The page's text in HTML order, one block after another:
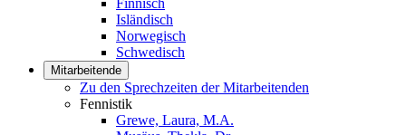
Finnisch
Isländisch
Norwegisch
Schwedisch
Mitarbeitende
Zu den Sprechzeiten der Mitarbeitenden
Fennistik
Grewe, Laura, M.A.